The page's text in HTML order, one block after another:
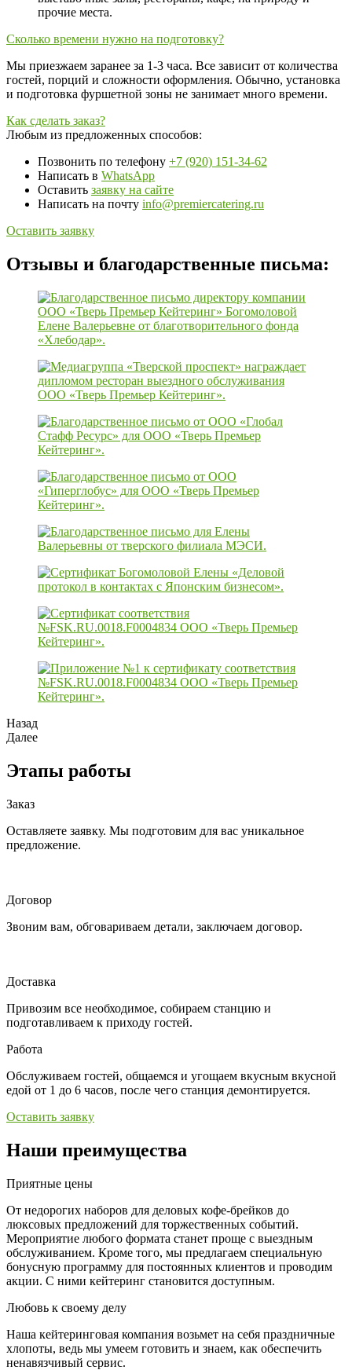
прочие места.
Сколько времени нужно на подготовку?
Мы приезжаем заранее за 1-3 часа. Все зависит от количества
гостей, порций и сложности оформления. Обычно, установка
и подготовка фуршетной зоны не занимает много времени.
Как сделать заказ?
Любым из предложенных способов:
Позвонить по телефону +7 (920) 151-34-62
Написать в WhatsApp
Оставить заявку на сайте
Написать на почту info@premiercatering.ru
Оставить заявку
Отзывы и благодарственные письма:
Назад
Далее
Этапы работы
Заказ
Оставляете заявку. Мы подготовим для вас уникальное
предложение.
Договор
Звоним вам, обговариваем детали, заключаем договор.
Доставка
Привозим все необходимое, собираем станцию и
подготавливаем к приходу гостей.
Работа
Обслуживаем гостей, общаемся и угощаем вкусным вкусной
едой от 1 до 6 часов, после чего станция демонтируется.
Оставить заявку
Наши преимущества
Приятные цены
От недорогих наборов для деловых кофе-брейков до
люксовых предложений для торжественных событий.
Мероприятие любого формата станет проще с выездным
обслуживанием. Кроме того, мы предлагаем специальную
бонусную программу для постоянных клиентов и проводим
акции. С ними кейтеринг становится доступным.
Любовь к своему делу
Наша кейтеринговая компания возьмет на себя праздничные
хлопоты, ведь мы умеем готовить и знаем, как обеспечить
ненавязчивый сервис.